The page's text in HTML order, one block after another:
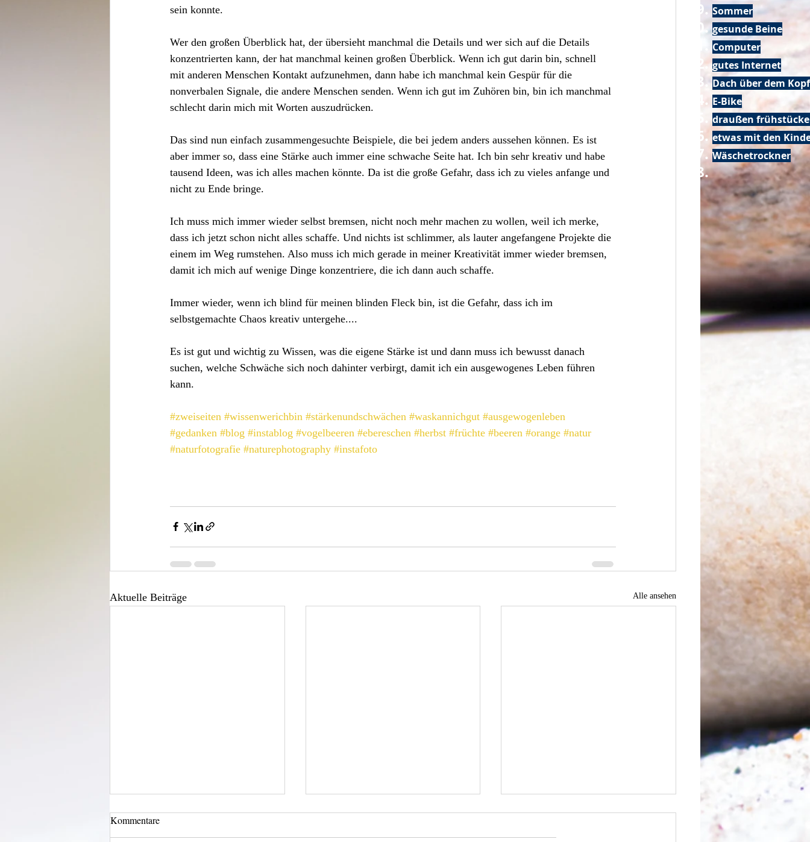
sein konnte.
Wer den großen Überblick hat, der übersieht manchmal die Details und wer sich auf die Details
konzentrierten kann, der hat manchmal keinen großen Überblick. Wenn ich gut darin bin, schnell
mit anderen Menschen Kontakt aufzunehmen, dann habe ich manchmal kein Gespür für die
nonverbalen Signale, die andere Menschen senden. Wenn ich gut im Zuhören bin, bin ich manchmal
schlecht darin mich mit Worten auszudrücken.
Das sind nun einfach zusammengesuchte Beispiele, die bei jedem anders aussehen können. Es ist
aber immer so, dass eine Stärke auch immer eine schwache Seite hat. Ich bin sehr kreativ und habe
tausend Ideen, was ich alles machen könnte. Da ist die große Gefahr, dass ich zu vieles anfange und
nicht zu Ende bringe.
Ich muss mich immer wieder selbst bremsen, nicht noch mehr machen zu wollen, weil ich merke,
dass ich jetzt schon nicht alles schaffe. Und nichts ist schlimmer, als lauter angefangene Projekte die
einem im Weg rumstehen. Also muss ich mich gerade in meiner Kreativität immer wieder bremsen,
damit ich mich auf wenige Dinge konzentriere, die ich dann auch schaffe.
Immer wieder, wenn ich blind für meinen blinden Fleck bin, ist die Gefahr, dass ich im
selbstgemachte Chaos kreativ untergehe....
Es ist gut und wichtig zu Wissen, was die eigene Stärke ist und dann muss ich bewusst danach
suchen, welche Schwäche sich noch dahinter verbirgt, damit ich ein ausgewogenes Leben führen
kann.
#zweiseiten #wissenwerichbin #stärkenundschwächen #waskannichgut #ausgewogenleben
#gedanken #blog #instablog #vogelbeeren #ebereschen #herbst #früchte #beeren #orange #natur
#naturfotografie #naturephotography #instafoto
Aktuelle Beiträge Alle ansehen
Kommentare
Sommer
gesunde Beine
Computer
gutes Internet
Dach über dem Kopf
E-Bike
draußen
etwas mit den
Wäschetrockner